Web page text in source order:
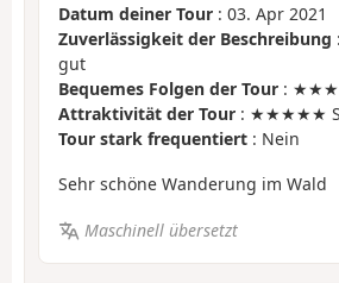
Datum deiner Tour : 03. Apr 2021
Zuverlässigkeit der Beschreibung
gut
Bequemes Folgen der Tour :
Attraktivität der Tour : ★★★★★
Tour stark frequentiert : Nein
Sehr schöne Wanderung im Wald
Maschinell übersetzt